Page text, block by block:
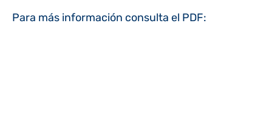
Para más información consulta el PDF: